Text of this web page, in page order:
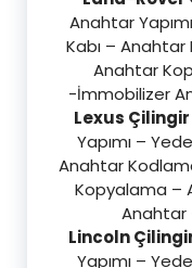
Anahtar
Kabı –
Anahtar
-İmmobilizer
Lexus Çilingir
Yapımı –
Anahtar
Kopyalama –
Anahtar
Lincoln
Yapımı –